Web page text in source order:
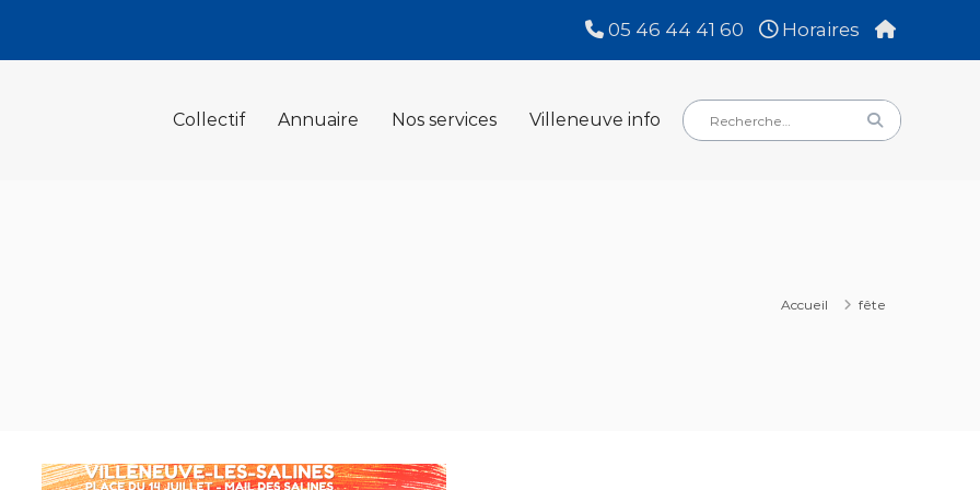
05 46 44 41 60 Horaires
Collectif Annuaire Nos services Villeneuve info
Rechercher
:
Rechercher
Accueil fête